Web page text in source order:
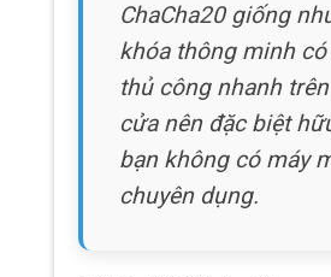
ChaCha20 giống
khóa thông minh
thủ công nhanh
cửa nên đặc biệt
bạn không có máy
chuyên dụng.